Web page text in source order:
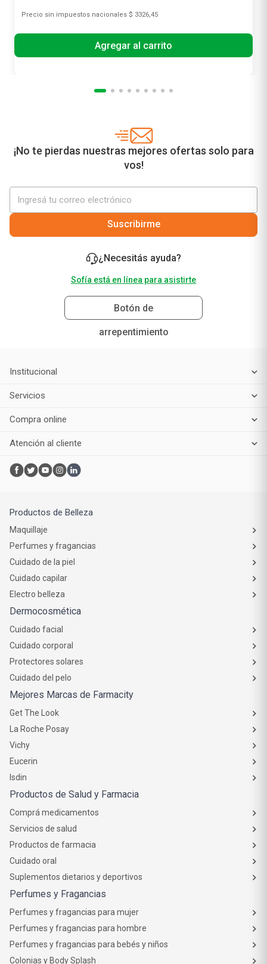
Precio sin impuestos nacionales $ 3326,45
Agregar al carrito
¡No te pierdas nuestras mejores ofertas solo para
vos!
Suscribirme
¿Necesitás ayuda?
Sofía está en línea para asistirte
Botón de
arrepentimiento
Institucional
Servicios
Compra online
Atención al cliente
Productos de Belleza
Maquillaje
Perfumes y fragancias
Cuidado de la piel
Cuidado capilar
Electro belleza
Dermocosmética
Cuidado facial
Cuidado corporal
Protectores solares
Cuidado del pelo
Mejores Marcas de Farmacity
Get The Look
La Roche Posay
Vichy
Eucerin
Isdin
Productos de Salud y Farmacia
Comprá medicamentos
Servicios de salud
Productos de farmacia
Cuidado oral
Suplementos dietarios y deportivos
Perfumes y Fragancias
Perfumes y fragancias para mujer
Perfumes y fragancias para hombre
Perfumes y fragancias para bebés y niños
Colonias y Body Splash